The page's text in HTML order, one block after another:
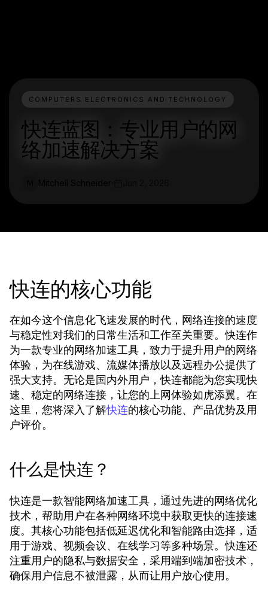
COMPUTERS ELECTRONICS AND TECHNOLOGY
快连蓝图：专业用户的网
络加速解决方案
快连的核心功能
在如今这个信息化飞速发展的时代，网络连接的速度
与稳定性对我们的日常生活和工作至关重要。快连作
为一款专业的网络加速工具，致力于提升用户的网络
体验，为在线游戏、流媒体播放以及远程办公提供了
强大支持。无论是国内外用户，快连都能为您实现快
速、稳定的网络连接，让您的上网体验如虎添翼。在
这里，您将深入了解快连的核心功能、产品优势及用
户评价。
什么是快连？
快连是一款智能网络加速工具，通过先进的网络优化
技术，帮助用户在各种网络环境中获取更快的连接速
度。其核心功能包括低延迟优化和智能路由选择，适
用于游戏、视频会议、在线学习等多种场景。快连还
注重用户的隐私与数据安全，采用端到端加密技术，
确保用户信息不被泄露，从而让用户放心使用。